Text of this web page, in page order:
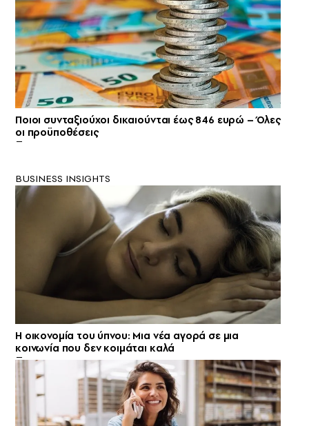
Ποιοι συνταξιούχοι δικαιούνται έως 846 ευρώ – Όλες
οι προϋποθέσεις
BUSINESS INSIGHTS
Η οικονομία του ύπνου: Μια νέα αγορά σε μια
κοινωνία που δεν κοιμάται καλά